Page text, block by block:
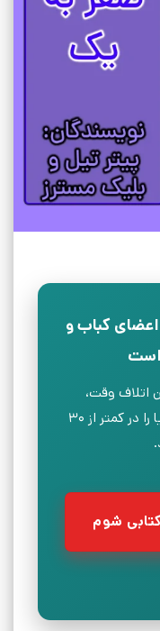
کباب و
است
اتلاف وقت،
ایده‌های اصلی کتاب‌های مهم دنیا را در کمتر از ۳۰
شوم